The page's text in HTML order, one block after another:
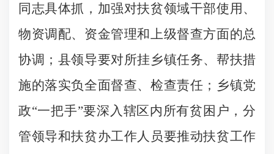
同志具体抓，加强对扶贫领域干部使用、
物资调配、资金管理和上级督查方面的总
协调；县领导要对所挂乡镇任务、帮扶措
施的落实负全面督查、检查责任；乡镇党
政“一把手”要深入辖区内所有贫困户，分
管领导和扶贫办工作人员要推动扶贫工作